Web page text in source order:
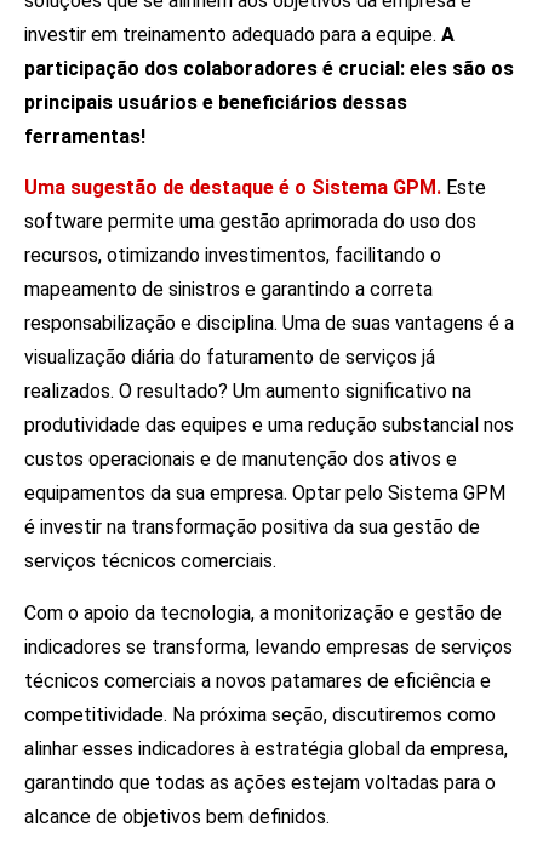
investir em treinamento adequado para a equipe. A
participação dos colaboradores é crucial: eles são os
principais usuários e beneficiários dessas
ferramentas!
Uma sugestão de destaque é o Sistema GPM. Este
software permite uma gestão aprimorada do uso dos
recursos, otimizando investimentos, facilitando o
mapeamento de sinistros e garantindo a correta
responsabilização e disciplina. Uma de suas vantagens é a
visualização diária do faturamento de serviços já
realizados. O resultado? Um aumento significativo na
produtividade das equipes e uma redução substancial nos
custos operacionais e de manutenção dos ativos e
equipamentos da sua empresa. Optar pelo Sistema GPM
é investir na transformação positiva da sua gestão de
serviços técnicos comerciais.
Com o apoio da tecnologia, a monitorização e gestão de
indicadores se transforma, levando empresas de serviços
técnicos comerciais a novos patamares de eficiência e
competitividade. Na próxima seção, discutiremos como
alinhar esses indicadores à estratégia global da empresa,
garantindo que todas as ações estejam voltadas para o
alcance de objetivos bem definidos.